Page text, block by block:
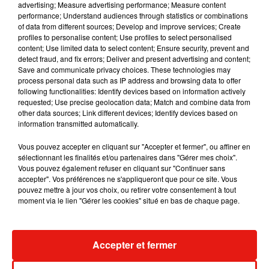
critiquées par les habitués de la discipline. Créé en 2024, le
Pass railpermettait aux jeunes de voyager en illimité, en
train, sur tout le territoire français pendant la période estivale.
Il a été abandonné à l’été 2025, seulement un an après sa
mise en place. Début octobre,la suppression des trains de
nuit pour Berlin et Vienneavait, elle aussi,fait grand bruit
Pour nos deux voyageuses, cette culture du train se
développe grâce à l’expérience vécue, «Au début, je voyais
le train comme une sorte de défi écolo. », assume Anissa,
trouvé une liberté que je n’aurais jamais imaginée et l’idée
de reprendre l’avion est vraiment plus dure qu’avant.
dépôt de cookies que vous avez exprimé. Si vous
souhaitez l'afficher, merci de nous donner votre accord
advertising; Measure advertising performance; Measure content
performance; Understand audiences through statistics or combinations
of data from different sources; Develop and improve services; Create
profiles to personalise content; Use profiles to select personalised
content; Use limited data to select content; Ensure security, prevent and
detect fraud, and fix errors; Deliver and present advertising and content;
Save and communicate privacy choices. These technologies may
process personal data such as IP address and browsing data to offer
following functionalities: Identify devices based on information actively
requested; Use precise geolocation data; Match and combine data from
other data sources; Link different devices; Identify devices based on
information transmitted automatically.
Vous pouvez accepter en cliquant sur "Accepter et fermer", ou affiner en
sélectionnant les finalités et/ou partenaires dans "Gérer mes choix".
Vous pouvez également refuser en cliquant sur "Continuer sans
accepter". Vos préférences ne s'appliqueront que pour ce site. Vous
pouvez mettre à jour vos choix, ou retirer votre consentement à tout
moment via le lien "Gérer les cookies" situé en bas de chaque page.
Accepter et fermer